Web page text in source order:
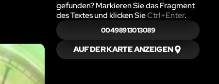
gefunden? Markieren Sie das Fragment
des Textes und klicken SieCtrl+Enter.
00498913013089
AUF DER KARTE ANZEIGEN